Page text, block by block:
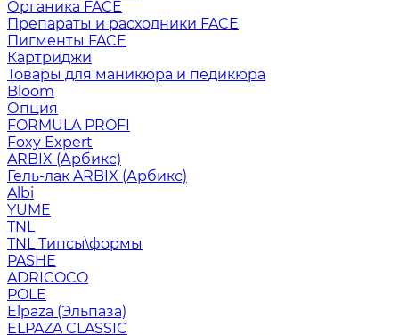
Органика FACE
Препараты и расходники FACE
Пигменты FACE
Картриджи
Товары для маникюра и педикюра
Bloom
Опция
FORMULA PROFI
Foxy Expert
ARBIX (Арбикс)
Гель-лак ARBIX (Арбикс)
Albi
YUME
TNL
TNL Типсы\формы
PASHE
ADRICOCO
POLE
Elpaza (Эльпаза)
ELPAZA CLASSIC